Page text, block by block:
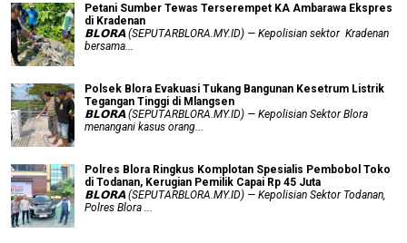
Petani Sumber Tewas Terserempet KA Ambarawa Ekspres
di Kradenan
𝗕𝗟𝗢𝗥𝗔 (SEPUTARBLORA.MY.ID) — Kepolisian sektor Kradenan
bersama...
Polsek Blora Evakuasi Tukang Bangunan Kesetrum Listrik
Tegangan Tinggi di Mlangsen
𝗕𝗟𝗢𝗥𝗔 (SEPUTARBLORA.MY.ID) — Kepolisian Sektor Blora
menangani kasus orang...
Polres Blora Ringkus Komplotan Spesialis Pembobol Toko
di Todanan, Kerugian Pemilik Capai Rp 45 Juta
𝗕𝗟𝗢𝗥𝗔 (SEPUTARBLORA.MY.ID) — Kepolisian Sektor Todanan,
Polres Blora ...